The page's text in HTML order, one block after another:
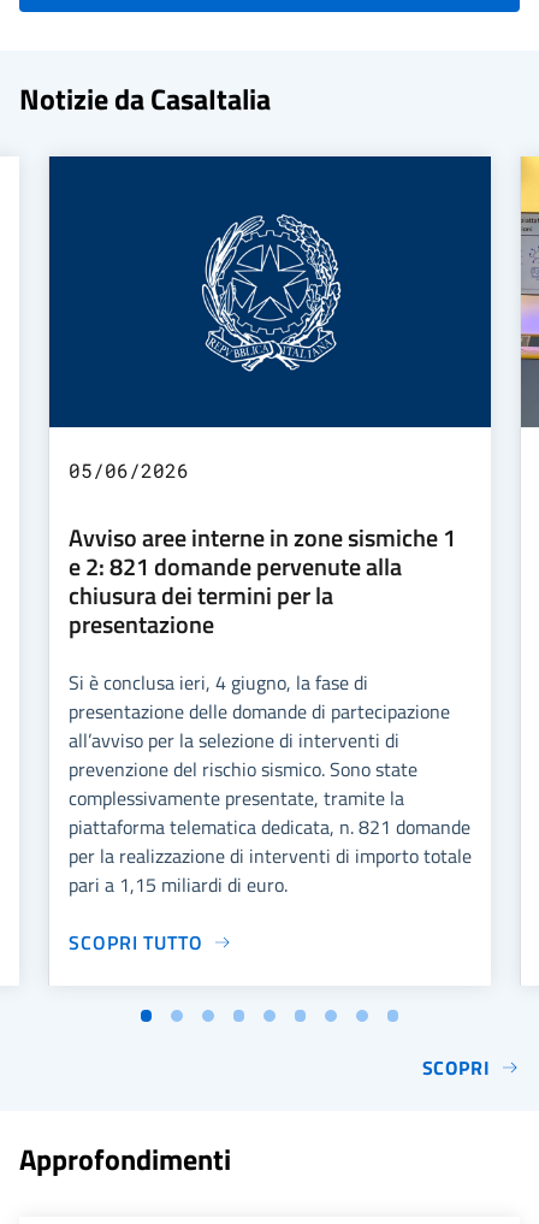
Notizie da CasaItalia
05/06/2026
Avviso aree interne in zone sismiche 1
e 2: 821 domande pervenute alla
chiusura dei termini per la
presentazione
Si è conclusa ieri, 4 giugno, la fase di
presentazione delle domande di partecipazione
all’avviso per la selezione di interventi di
prevenzione del rischio sismico. Sono state
complessivamente presentate, tramite la
piattaforma telematica dedicata, n. 821 domande
per la realizzazione di interventi di importo totale
pari a 1,15 miliardi di euro.
SCOPRI TUTTO
SCOPRI
Approfondimenti